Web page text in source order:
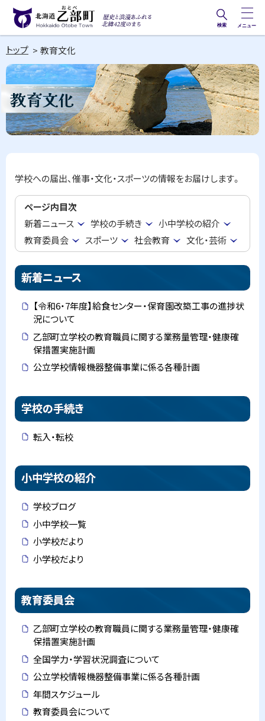
へ
メ
ニ
へ
北海道乙部町
Hokkaido Otobe Town
歴史と
ふれる
北緯42
度のま
ち
検索 メニュー
トップ 教育文化
教育文化
学校への届出、催事・文化・スポーツの情報をお届けします。
ページ内目次
新着ニュース
学校の手続き
小中学校の紹介
教育委員会
スポーツ 社会教育 文化・芸術
新着ニュース
【令和6・7年度】給食センター・保育園改築工事の進捗状
況について
乙部町立学校の教育職員に関する業務量管理・健康確
保措置実施計画
公立学校情報機器整備事業に係る各種計画
学校の手続き
転入・転校
小中学校の紹介
学校ブログ
小中学校一覧
小学校だより
小学校だより
教育委員会
乙部町立学校の教育職員に関する業務量管理・健康確
保措置実施計画
全国学力・学習状況調査について
公立学校情報機器整備事業に係る各種計画
年間スケジュール
教育委員会について